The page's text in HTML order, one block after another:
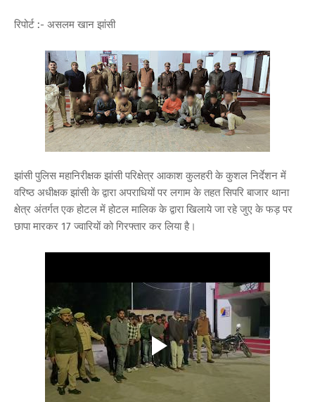
रिपोर्ट :- असलम खान झांसी
झांसी पुलिस महानिरीक्षक झांसी परिक्षेत्र आकाश कुलहरी के कुशल निर्देशन में
वरिष्ठ अधीक्षक झांसी के द्वारा अपराधियों पर लगाम के तहत सिपरि बाजार थाना
क्षेत्र अंतर्गत एक होटल में होटल मालिक के द्वारा खिलाये जा रहे जुए के फड़ पर
छापा मारकर 17 ज्वारियों को गिरफ्तार कर लिया है।